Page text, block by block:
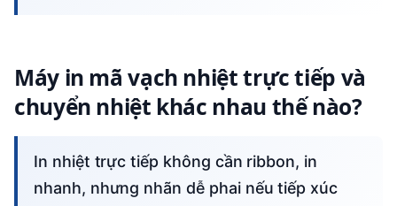
Máy in mã vạch nhiệt trực tiếp và
chuyển nhiệt khác nhau thế nào?
In nhiệt trực tiếp không cần ribbon, in
nhanh, nhưng nhãn dễ phai nếu tiếp xúc